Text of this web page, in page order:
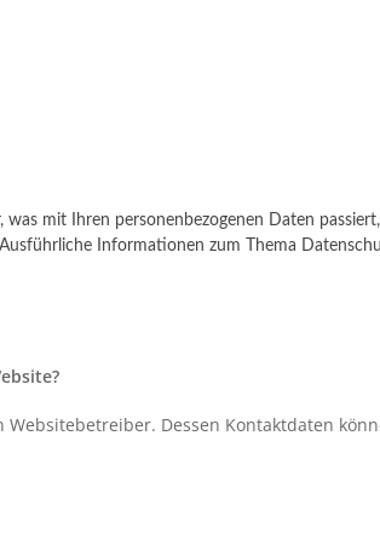
mit Ihren personenbezogenen Daten
Informationen zum Thema
Dessen Kontaktdaten